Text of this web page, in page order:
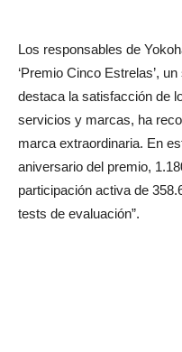
Los responsables de
‘Premio Cinco Estrelas’,
destaca la satisfacción de
servicios y marcas, ha
marca extraordinaria. En
aniversario del premio,
participación activa de
tests de evaluación”.